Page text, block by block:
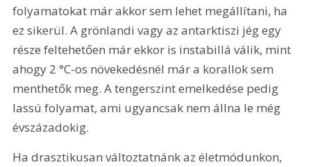
folyamatokat már akkor sem lehet megállítani, ha
ez sikerül. A grönlandi vagy az antarktiszi jég egy
része feltehetően már ekkor is instabillá válik, mint
ahogy 2 °C-os növekedésnél már a korallok sem
menthetők meg. A tengerszint emelkedése pedig
lassú folyamat, ami ugyancsak nem állna le még
évszázadokig.
Ha drasztikusan változtatnánk az életmódunkon,